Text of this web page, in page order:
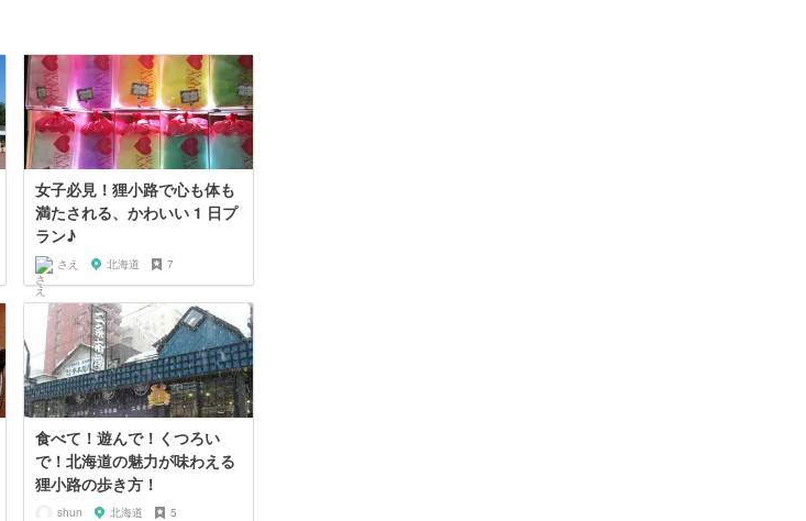
女子必見！狸小路で心も体も
満たされる、かわいい 1 日プ
ラン♪
さえ 北海道 7
食べて！遊んで！くつろい
で！北海道の魅力が味わえる
狸小路の歩き方！
shun 北海道 5